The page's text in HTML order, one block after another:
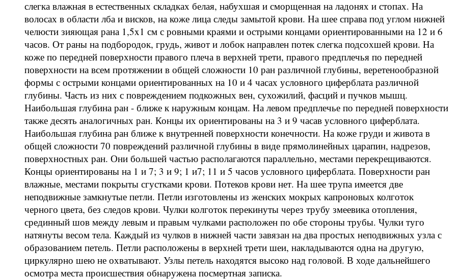
слегка влажная в естественных складках белая, набухшая и сморщенная на ладонях и стопах. На
волосах в области лба и висков, на коже лица следы замытой крови. На шее справа под углом нижней
челюсти зияющая рана 1,5x1 см с ровными краями и острыми концами ориентированными на 12 и 6
часов. От раны на подбородок, грудь, живот и лобок направлен потек слегка подсохшей крови. На
коже по передней поверхности правого плеча в верхней трети, правого предплечья по передней
поверхности на всем протяжении в общей сложности 10 ран различной глубины, веретенообразной
формы с острыми концами ориентированных на 10 и 4 часах условного циферблата различной
глубины. Часть из них с повреждением подкожных вен, сухожилий, фасций и пучков мышц.
Наибольшая глубина ран - ближе к наружным концам. На левом предплечье по передней поверхности
также десять аналогичных ран. Концы их ориентированы на 3 и 9 часав условного циферблата.
Наибольшая глубина ран ближе к внутренней поверхности конечности. На коже груди и живота в
общей сложности 70 повреждений различной глубины в виде прямолинейных царапин, надрезов,
поверхностных ран. Они большей частью располагаются параллельно, местами перекрещиваются.
Концы ориентированы на 1 и 7; 3 и 9; 1 и7; 11 и 5 часов условного циферблата. Поверхности ран
влажные, местами покрыты сгустками крови. Потеков крови нет. На шее трупа имеется две
неподвижные замкнутые петли. Петли изготовлены из женских мокрых капроновых колготок
черного цвета, без следов крови. Чулки колготок перекинуты через трубу змеевика отопления,
срединный шов между левым и правым чулками расположен по обе стороны трубы. Чулки туго
натянуты весом тела. Каждый из чулков в нижней части завязан на два простых неподвижных узла с
образованием петель. Петли расположены в верхней трети шеи, накладываются одна на другую,
циркулярно шею не охватывают. Узлы петель находятся высоко над головой. В ходе дальнейшего
осмотра места происшествия обнаружена посмертная записка.